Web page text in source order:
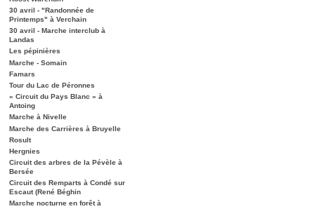
30 avril - "Randonnée de
Printemps" à Verchain
30 avril - Marche interclub à
Landas
Les pépinières
Marche - Somain
Famars
Tour du Lac de Péronnes
« Circuit du Pays Blanc » à
Antoing
Marche à Nivelle
Marche des Carrières à Bruyelle
Rosult
Hergnies
Circuit des arbres de la Pévèle à
Bersée
Circuit des Remparts à Condé sur
Escaut (René Béghin
Marche nocturne en forêt à